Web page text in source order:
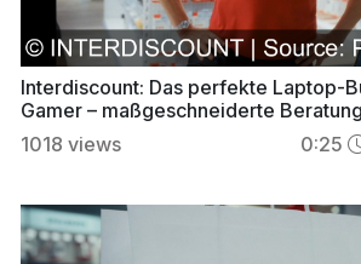
Interdiscount: Das perfekte Laptop-
Gamer – maßgeschneiderte
1018 views 0:25